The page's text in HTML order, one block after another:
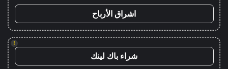
اشراق الأرباح
!
شراء باك لينك